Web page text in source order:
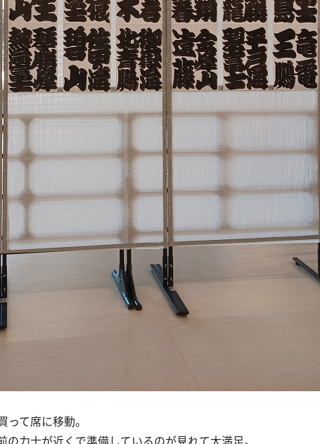
て席に移動。
力士が近くで準備しているのが見れて大満足。